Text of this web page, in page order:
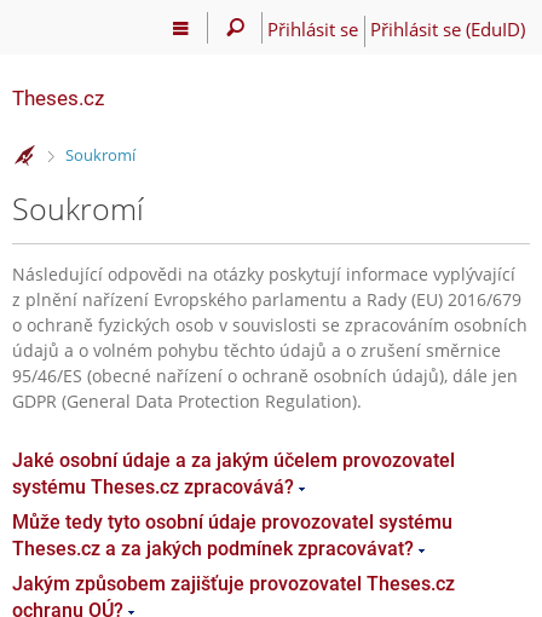
Přihlásit se Přihlásit se (EduID)
Theses.cz
>
Soukromí
Soukromí
Následující odpovědi na otázky poskytují informace vyplývající
z plnění nařízení Evropského parlamentu a Rady (EU) 2016/679
o ochraně fyzických osob v souvislosti se zpracováním osobních
údajů a o volném pohybu těchto údajů a o zrušení směrnice
95/46/ES (obecné nařízení o ochraně osobních údajů), dále jen
GDPR (General Data Protection Regulation).
Jaké osobní údaje a za jakým účelem provozovatel
systému Theses.cz zpracovává?
Může tedy tyto osobní údaje provozovatel systému
Theses.cz a za jakých podmínek zpracovávat?
Jakým způsobem zajišťuje provozovatel Theses.cz
ochranu OÚ?